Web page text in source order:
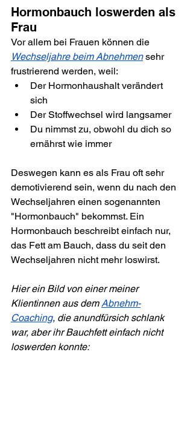
Hormonbauch loswerden als
Frau
Vor allem bei Frauen können die
Wechseljahre beim Abnehmen sehr
frustrierend werden, weil:
Der Hormonhaushalt verändert
sich
Der Stoffwechsel wird langsamer
Du nimmst zu, obwohl du dich so
ernährst wie immer
Deswegen kann es als Frau oft sehr
demotivierend sein, wenn du nach den
Wechseljahren einen sogenannten
"Hormonbauch" bekommst. Ein
Hormonbauch beschreibt einfach nur,
das Fett am Bauch, dass du seit den
Wechseljahren nicht mehr loswirst.
Hier ein Bild von einer meiner
Klientinnen aus dem Abnehm-
Coaching, die anundfürsich schlank
war, aber ihr Bauchfett einfach nicht
loswerden konnte: